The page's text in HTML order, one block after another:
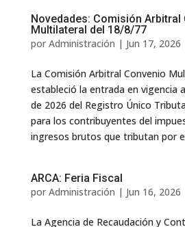
Novedades: Comisión Arbitral
Multilateral del 18/8/77
por Administración | Jun 17, 2026
La Comisión Arbitral Convenio
estableció la entrada en vigencia
de 2026 del Registro Único
para los contribuyentes del
ingresos brutos que tributan por
ARCA: Feria Fiscal
por Administración | Jun 16, 2026
La Agencia de Recaudación y